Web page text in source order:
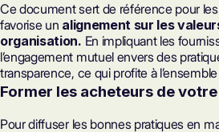
Ce document sert de référence pour
favorise un alignement sur les
organisation. En impliquant les
l’engagement mutuel envers des
transparence, ce qui profite à
Former les acheteurs de
Pour diffuser les bonnes pratiques en